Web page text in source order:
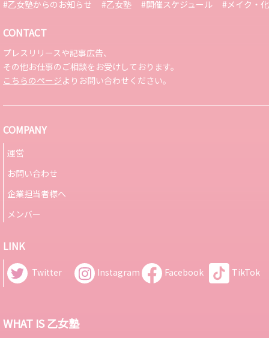
#乙女塾からのお知らせ #乙女塾 #開催スケジュール #メイク・
CONTACT
プレスリリースや記事広告、
その他お仕事のご相談をお受けしております。
こちらのページよりお問い合わせください。
COMPANY
運営
お問い合わせ
企業担当者様へ
メンバー
LINK
Twitter Instagram Facebook TikTok
WHAT IS 乙女塾